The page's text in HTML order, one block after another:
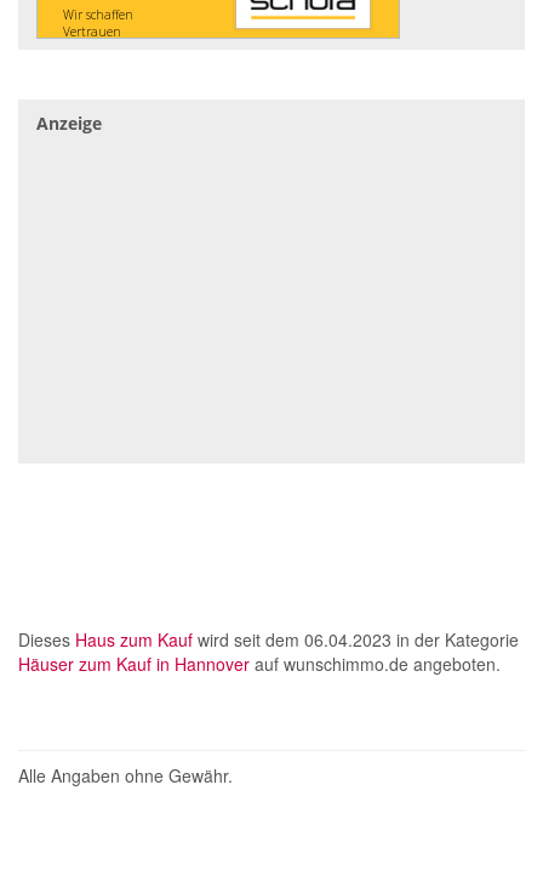
Anzeige
Dieses Haus zum Kauf wird seit dem 06.04.2023 in der Kategorie
Häuser zum Kauf in Hannover auf wunschimmo.de angeboten.
Alle Angaben ohne Gewähr.